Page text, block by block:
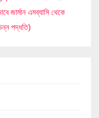
জার্মান এমব্যাসি থেকে
পদ্ধতি)